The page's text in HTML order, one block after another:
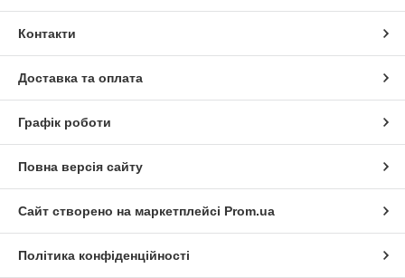
Контакти
Доставка та оплата
Графік роботи
Повна версія сайту
Сайт створено на маркетплейсі Prom.ua
Політика конфіденційності